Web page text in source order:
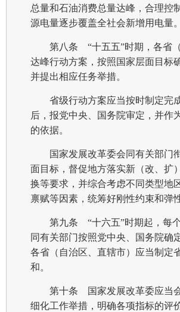
总量和石油消费总量达峰，合理控
源电量逐步覆盖全社会新增用电量。
第八条 “十五五”时期，各省
达峰行动方案，按照国家层面目标
并提出相应任务举措。
省级行动方案应当按时制定完
后，报党中央、国务院审定，并作
的依据。
国家发展改革委会同有关部门
面目标，督促地方落实新（改、扩
换等要求，并综合考虑不同类型地
禀赋等因素，统筹好刚性约束和弹
第九条 “十六五”时期起，每
同有关部门按照党中央、国务院确
各省（自治区、直辖市）应当制定
和。
第十条 国家发展改革委应当
细化工作举措，明确各项指标的评